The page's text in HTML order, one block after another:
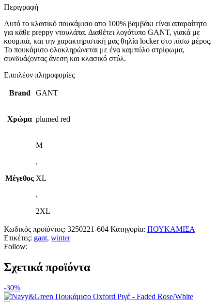
Περιγραφή
Aυτό το κλασικό πουκάμισο απο 100% βαμβάκι είναι απαραίτητο
για κάθε preppy ντουλάπα. Διαθέτει λογότυπο GANT, γιακά με
κουμπιά, και την χαρακτηριστική μας θηλία locker στο πίσω μέρος.
Το πουκάμισο ολοκληρώνεται με ένα καμπύλο στρίφωμα,
συνδυάζοντας άνεση και κλασικό στύλ.
Επιπλέον πληροφορίες
Brand GANT
Χρώμα plumed red
Μέγεθος
M
,
XL
,
2XL
Κωδικός προϊόντος: 3250221-604 Κατηγορία: ΠΟΥΚΑΜΙΣΑ
Ετικέτες: gant, winter
Follow:
Σχετικά προϊόντα
-30%